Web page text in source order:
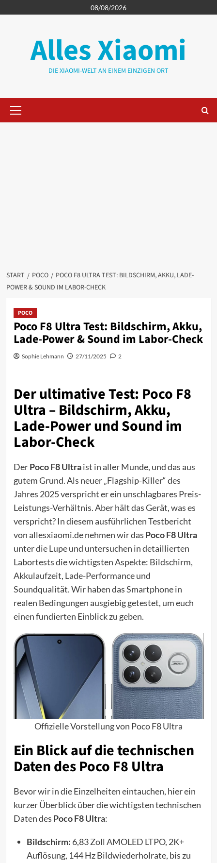
Inhalt
08/08/2026
Alles Xiaomi
DIE XIAOMI-WELT AN EINEM EINZIGEN ORT
Menü
START POCO
POCO F8 ULTRA TEST: BILDSCHIRM, AKKU, LADE-
POWER & SOUND IM LABOR-CHECK
POCO
Poco F8 Ultra Test: Bildschirm, Akku,
Lade-Power & Sound im Labor-Check
Sophie Lehmann 27/11/2025 2
Der ultimative Test: Poco F8
Ultra – Bildschirm, Akku,
Lade-Power und Sound im
Labor-Check
DerPoco F8 Ultraist in aller Munde, und das aus
gutem Grund. Als neuer „Flagship-Killer“ des
Jahres 2025 verspricht er ein unschlagbares Preis-
Leistungs-Verhältnis. Aber hält das Gerät, was es
verspricht? In diesem ausführlichen Testbericht
von allesxiaomi.de nehmen wir das Poco F8 Ultra
unter die Lupe und untersuchen in detaillierten
Labortests die wichtigsten Aspekte: Bildschirm,
Akkulaufzeit, Lade-Performance und
Soundqualität. Wir haben das Smartphone in
realen Bedingungen ausgiebig getestet, um euch
einen fundierten Einblick zu geben.
Offizielle Vorstellung von Poco F8 Ultra
Ein Blick auf die technischen
Daten des Poco F8 Ultra
Bevor wir in die Einzelheiten eintauchen, hier ein
kurzer Überblick über die wichtigsten technischen
Daten des Poco F8 Ultra:
Bildschirm: 6,83 Zoll AMOLED LTPO, 2K+
Auflösung, 144 Hz Bildwiederholrate, bis zu